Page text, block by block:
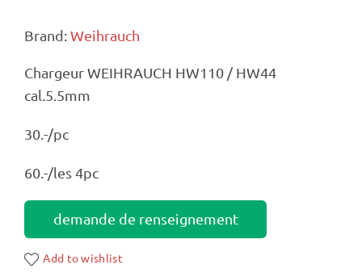
Brand:Weihrauch
Chargeur WEIHRAUCH HW110 / HW44
cal.5.5mm
30.-/pc
60.-/les 4pc
demande de renseignement
Add to wishlist